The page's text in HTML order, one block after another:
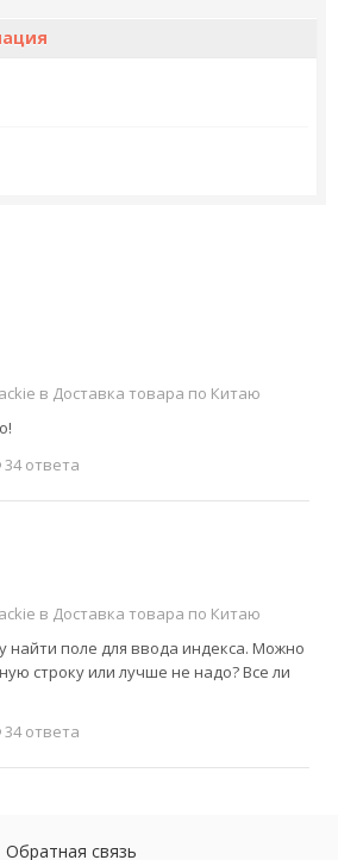
в Доставка товара по Китаю
34 ответа
в Доставка товара по Китаю
найти поле для ввода индекса. Можно
строку или лучше не надо? Все ли
34 ответа
Обратная связь